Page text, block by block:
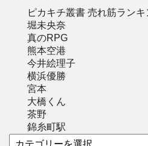
ピカキチ叢書 売れ筋ラン
堀未央奈
真のRPG
熊本空港
今井絵理子
横浜優勝
宮本
大橋くん
茶野
錦糸町駅